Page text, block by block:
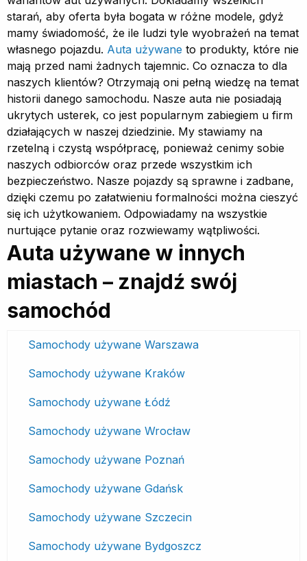
starań, aby oferta była bogata w różne modele, gdyż
mamy świadomość, że ile ludzi tyle wyobrażeń na temat
własnego pojazdu. Auta używane to produkty, które nie
mają przed nami żadnych tajemnic. Co oznacza to dla
naszych klientów? Otrzymają oni pełną wiedzę na temat
historii danego samochodu. Nasze auta nie posiadają
ukrytych usterek, co jest popularnym zabiegiem u firm
działających w naszej dziedzinie. My stawiamy na
rzetelną i czystą współpracę, ponieważ cenimy sobie
naszych odbiorców oraz przede wszystkim ich
bezpieczeństwo. Nasze pojazdy są sprawne i zadbane,
dzięki czemu po załatwieniu formalności można cieszyć
się ich użytkowaniem. Odpowiadamy na wszystkie
nurtujące pytanie oraz rozwiewamy wątpliwości.
Auta używane w innych
miastach – znajdź swój
samochód
Samochody używane Warszawa
Samochody używane Kraków
Samochody używane Łódź
Samochody używane Wrocław
Samochody używane Poznań
Samochody używane Gdańsk
Samochody używane Szczecin
Samochody używane Bydgoszcz